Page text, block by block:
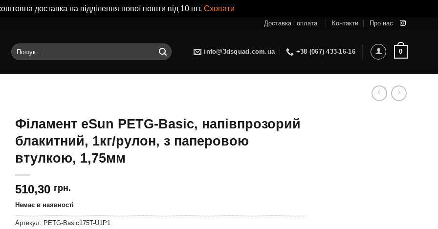
доставка на відділення нової пошти від 10 шт. Сховати
Доставка і оплата Контакти Про нас
Шукати:
info@3dsquad.com.ua +38 (067) 433-16-16 0
Філамент eSun PETG-Basic, напівпрозорий
блакитний, 1кг/рулон, з паперовою
втулкою, 1,75мм
510,30 грн.
Немає в наявності
Артикул: PETG-Basic175T-U1P1